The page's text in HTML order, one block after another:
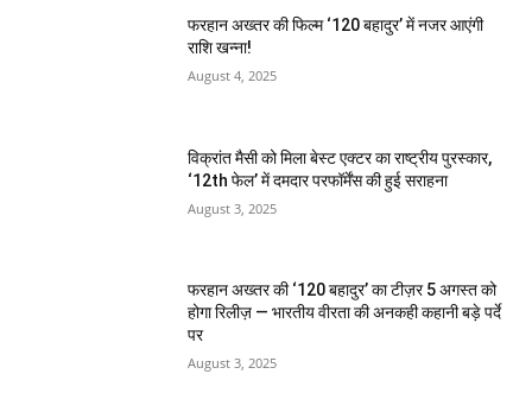
फरहान अख्तर की फिल्म ‘120 बहादुर’ में नजर आएंगी
राशि खन्ना!
August 4, 2025
विक्रांत मैसी को मिला बेस्ट एक्टर का राष्ट्रीय पुरस्कार,
‘12th फेल’ में दमदार परफॉर्मेंस की हुई सराहना
August 3, 2025
फरहान अख्तर की ‘120 बहादुर’ का टीज़र 5 अगस्त को
होगा रिलीज़ — भारतीय वीरता की अनकही कहानी बड़े पर्दे
पर
August 3, 2025